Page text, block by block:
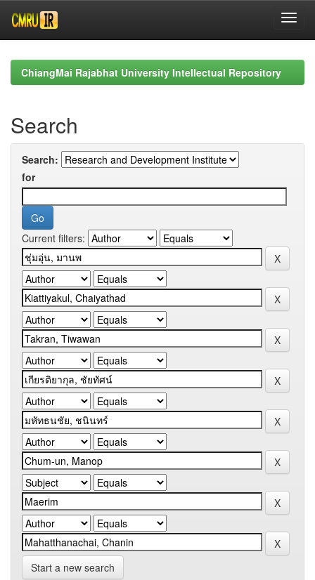
navigationChiangMai Rajabhat University Intellectual Repository
Search
Search:
for
Current filters:
Start a new search